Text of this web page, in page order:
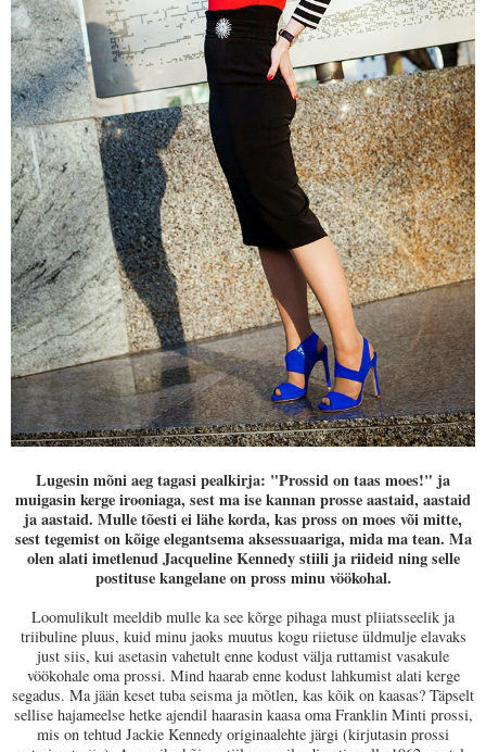
Lugesin mõni aeg tagasi pealkirja: "Prossid on taas moes!" ja
muigasin kerge irooniaga, sest ma ise kannan prosse aastaid, aastaid
ja aastaid. Mulle tõesti ei lähe korda, kas pross on moes või mitte,
sest tegemist on kõige elegantsema aksessuaariga, mida ma tean. Ma
olen alati imetlenud Jacqueline Kennedy stiili ja riideid ning selle
postituse kangelane on pross minu vöökohal.
Loomulikult meeldib mulle ka see kõrge pihaga must pliiatsseelik ja
triibuline pluus, kuid minu jaoks muutus kogu riietuse üldmulje elavaks
just siis, kui asetasin vahetult enne kodust välja ruttamist vasakule
vöökohale oma prossi. Mind haarab enne kodust lahkumist alati kerge
segadus. Ma jään keset tuba seisma ja mõtlen, kas kõik on kaasas? Täpselt
sellise hajameelse hetke ajendil haarasin kaasa oma Franklin Minti prossi,
mis on tehtud Jackie Kennedy originaalehte järgi (kirjutasin prossi